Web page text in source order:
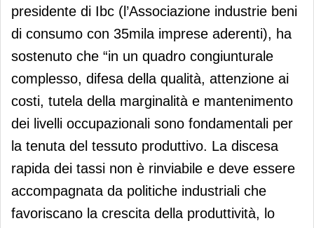
presidente di Ibc (l’Associazione industrie beni
di consumo con 35mila imprese aderenti), ha
sostenuto che “in un quadro congiunturale
complesso, difesa della qualità, attenzione ai
costi, tutela della marginalità e mantenimento
dei livelli occupazionali sono fondamentali per
la tenuta del tessuto produttivo. La discesa
rapida dei tassi non è rinviabile e deve essere
accompagnata da politiche industriali che
favoriscano la crescita della produttività, lo